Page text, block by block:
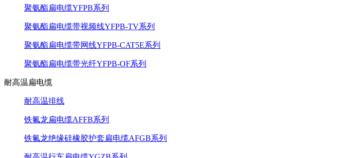
聚氨酯扁电缆YFPB系列
聚氨酯扁电缆带视频线YFPB-TV系列
聚氨酯扁电缆带网线YFPB-CAT5E系列
聚氨酯扁电缆带光纤YFPB-OF系列
耐高温扁电缆
耐高温排线
铁氟龙扁电缆AFFB系列
铁氟龙绝缘硅橡胶护套扁电缆AFGB系列